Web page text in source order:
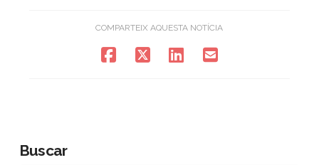
COMPARTEIX AQUESTA NOTÍCIA
Buscar